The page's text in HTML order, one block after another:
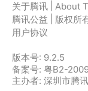
关于腾讯 About
腾讯公益
版权所
用户协议
版本号: 9.2.5
备案号: 粤B2-
主办者: 深圳市腾